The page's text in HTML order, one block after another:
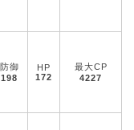
防御
198
HP
172
最大CP
4227